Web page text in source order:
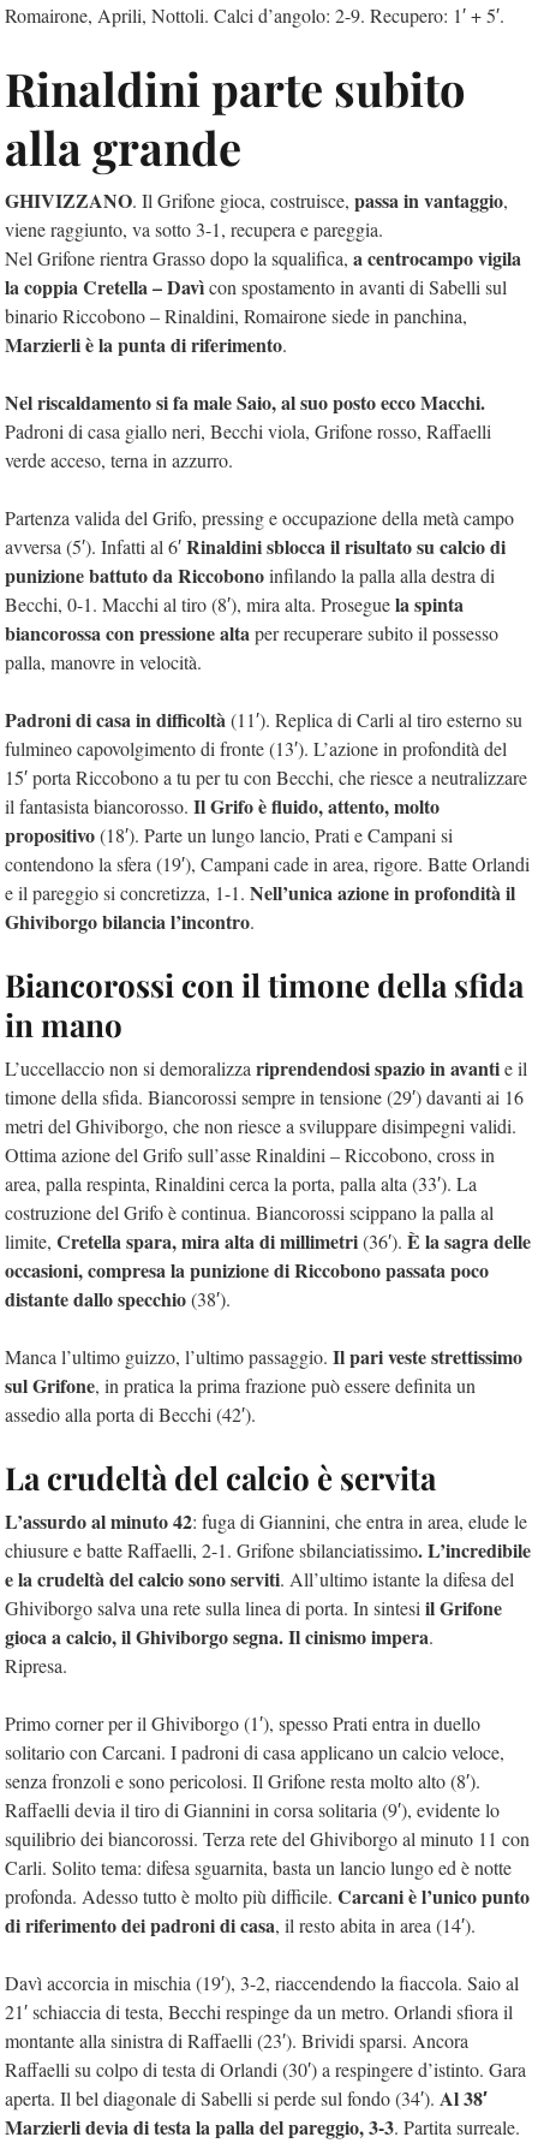
Romairone, Aprili, Nottoli. Calci d’angolo: 2-9. Recupero: 1′ + 5′.
Rinaldini parte subito
alla grande
GHIVIZZANO. Il Grifone gioca, costruisce, passa in vantaggio,
viene raggiunto, va sotto 3-1, recupera e pareggia.
Nel Grifone rientra Grasso dopo la squalifica, a centrocampo vigila
la coppia Cretella – Davìcon spostamento in avanti di Sabelli sul
binario Riccobono – Rinaldini, Romairone siede in panchina,
Marzierli è la punta di riferimento.
Nel riscaldamento si fa male Saio, al suo posto ecco Macchi.
Padroni di casa giallo neri, Becchi viola, Grifone rosso, Raffaelli
verde acceso, terna in azzurro.
Partenza valida del Grifo, pressing e occupazione della metà campo
avversa (5′). Infatti al 6′Rinaldini sblocca il risultato su calcio di
punizione battuto da Riccobonoinfilando la palla alla destra di
Becchi, 0-1. Macchi al tiro (8′), mira alta. Proseguela spinta
biancorossa con pressione altaper recuperare subito il possesso
palla, manovre in velocità.
Padroni di casa in difficoltà(11′). Replica di Carli al tiro esterno su
fulmineo capovolgimento di fronte (13′). L’azione in profondità del
15′ porta Riccobono a tu per tu con Becchi, che riesce a neutralizzare
il fantasista biancorosso. Il Grifo è fluido, attento, molto
propositivo(18′). Parte un lungo lancio, Prati e Campani si
contendono la sfera (19′), Campani cade in area, rigore. Batte Orlandi
e il pareggio si concretizza, 1-1. Nell’unica azione in profondità il
Ghiviborgo bilancia l’incontro.
Biancorossi con il timone della sfida
in mano
L’uccellaccio non si demoralizza riprendendosi spazio in avantie il
timone della sfida. Biancorossi sempre in tensione (29′) davanti ai 16
metri del Ghiviborgo, che non riesce a sviluppare disimpegni validi.
Ottima azione del Grifo sull’asse Rinaldini – Riccobono, cross in
area, palla respinta, Rinaldini cerca la porta, palla alta (33′). La
costruzione del Grifo è continua. Biancorossi scippano la palla al
limite, Cretella spara, mira alta di millimetri(36′). È la sagra delle
occasioni, compresa la punizione di Riccobono passata poco
distante dallo specchio(38′).
Manca l’ultimo guizzo, l’ultimo passaggio. Il pari veste strettissimo
sul Grifone, in pratica la prima frazione può essere definita un
assedio alla porta di Becchi (42′).
La crudeltà del calcio è servita
L’assurdo al minuto 42: fuga di Giannini, che entra in area, elude le
chiusure e batte Raffaelli, 2-1. Grifone sbilanciatissimo. L’incredibile
e la crudeltà del calcio sono serviti. All’ultimo istante la difesa del
Ghiviborgo salva una rete sulla linea di porta. In sintesi il Grifone
gioca a calcio, il Ghiviborgo segna. Il cinismo impera.
Ripresa.
Primo corner per il Ghiviborgo (1′), spesso Prati entra in duello
solitario con Carcani. I padroni di casa applicano un calcio veloce,
senza fronzoli e sono pericolosi. Il Grifone resta molto alto (8′).
Raffaelli devia il tiro di Giannini in corsa solitaria (9′), evidente lo
squilibrio dei biancorossi. Terza rete del Ghiviborgo al minuto 11 con
Carli. Solito tema: difesa sguarnita, basta un lancio lungo ed è notte
profonda. Adesso tutto è molto più difficile. Carcani è l’unico punto
di riferimento dei padroni di casa, il resto abita in area (14′).
Davì accorcia in mischia (19′), 3-2, riaccendendo la fiaccola. Saio al
21′ schiaccia di testa, Becchi respinge da un metro. Orlandi sfiora il
montante alla sinistra di Raffaelli (23′). Brividi sparsi. Ancora
Raffaelli su colpo di testa di Orlandi (30′) a respingere d’istinto. Gara
aperta. Il bel diagonale di Sabelli si perde sul fondo (34′). Al 38′
Marzierli devia di testa la palla del pareggio, 3-3. Partita surreale.